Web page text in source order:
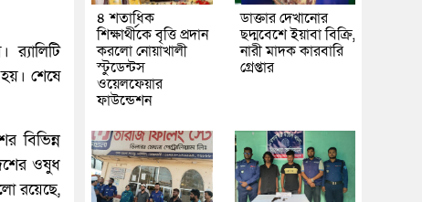
র‌্যালিটি
শেষে
বিভিন্ন
ওষুধ
রয়েছে,
৪ শতাধিক
শিক্ষার্থীকে বৃত্তি প্রদান
করলো নোয়াখালী
স্টুডেন্টস
ওয়েলফেয়ার
ফাউন্ডেশন
ডাক্তার দেখানোর
ছদ্মবেশে ইয়াবা বিক্রি,
নারী মাদক কারবারি
গ্রেপ্তার